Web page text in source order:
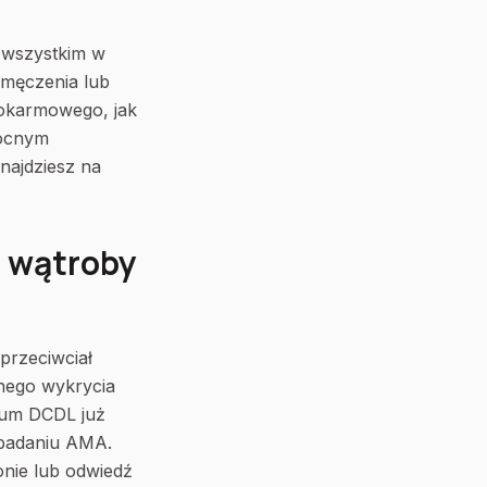
w
lub
jak
na
wątroby
wykrycia
DCDL już
AMA.
lub odwiedź